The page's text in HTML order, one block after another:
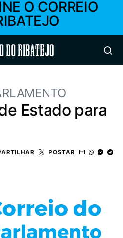
O CORREIO
do Ribatejo
Estado para
POSTAR